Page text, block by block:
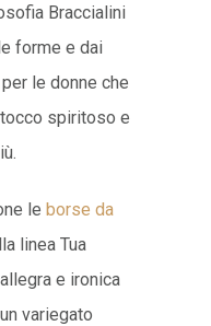
Braccialini
forme e dai
le donne che
spiritoso e
le borse da
linea Tua
e ironica
variegato